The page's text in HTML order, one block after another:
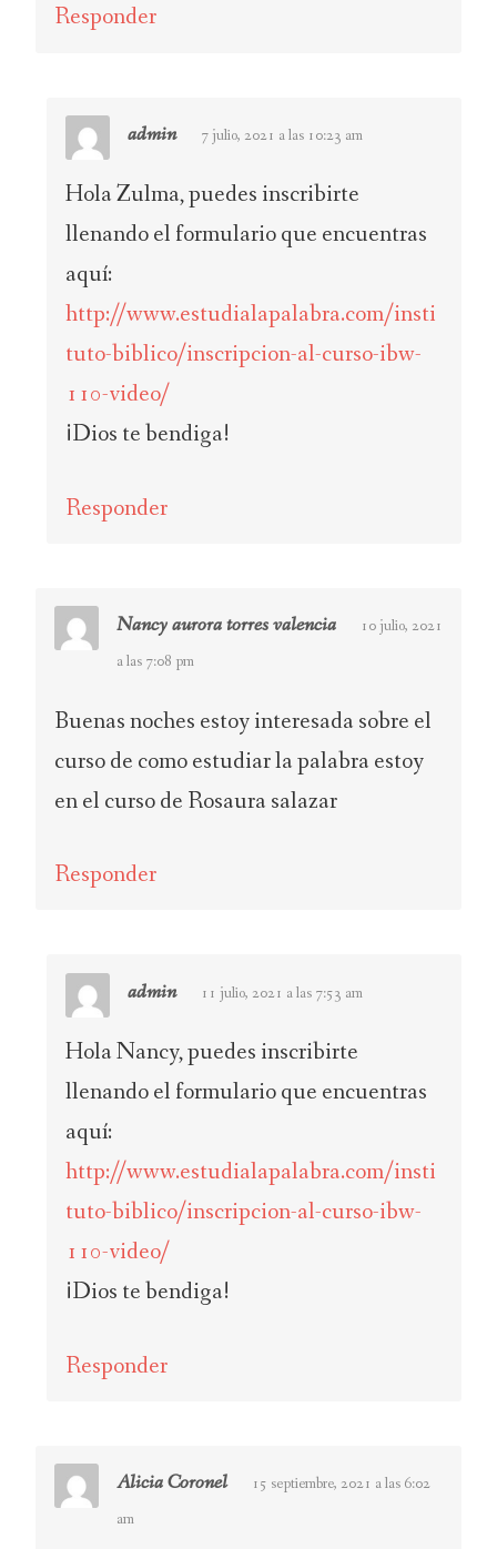
Responder
admin 7 julio, 2021 a las 10:23 am
Hola Zulma, puedes inscribirte
llenando el formulario que encuentras
aquí:
http://www.estudialapalabra.com/insti
tuto-biblico/inscripcion-al-curso-ibw-
110-video/
¡Dios te bendiga!
Responder
Nancy aurora torres valencia
10 julio, 2021
a las 7:08 pm
Buenas noches estoy interesada sobre el
curso de como estudiar la palabra estoy
en el curso de Rosaura salazar
Responder
admin 11 julio, 2021 a las 7:53 am
Hola Nancy, puedes inscribirte
llenando el formulario que encuentras
aquí:
http://www.estudialapalabra.com/insti
tuto-biblico/inscripcion-al-curso-ibw-
110-video/
¡Dios te bendiga!
Responder
Alicia Coronel
15 septiembre, 2021 a las 6:02
am